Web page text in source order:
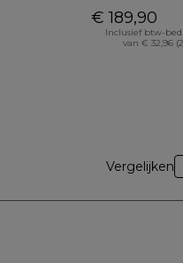
€ 189,90
Inclusief btw-
van € 32,96
Vergelijken